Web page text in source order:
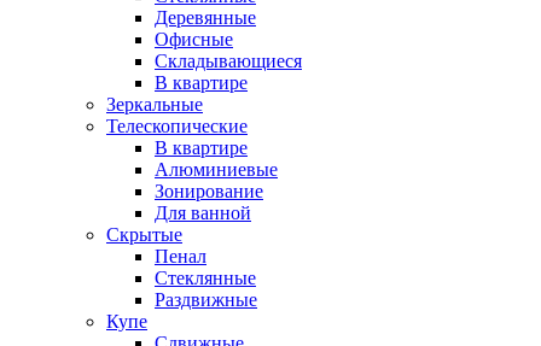
Деревянные
Офисные
Складывающиеся
В квартире
Зеркальные
Телескопические
В квартире
Алюминиевые
Зонирование
Для ванной
Скрытые
Пенал
Стеклянные
Раздвижные
Купе